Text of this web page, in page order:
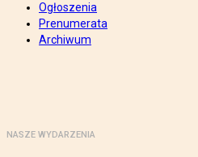
Ogłoszenia
Prenumerata
Archiwum
NASZE WYDARZENIA